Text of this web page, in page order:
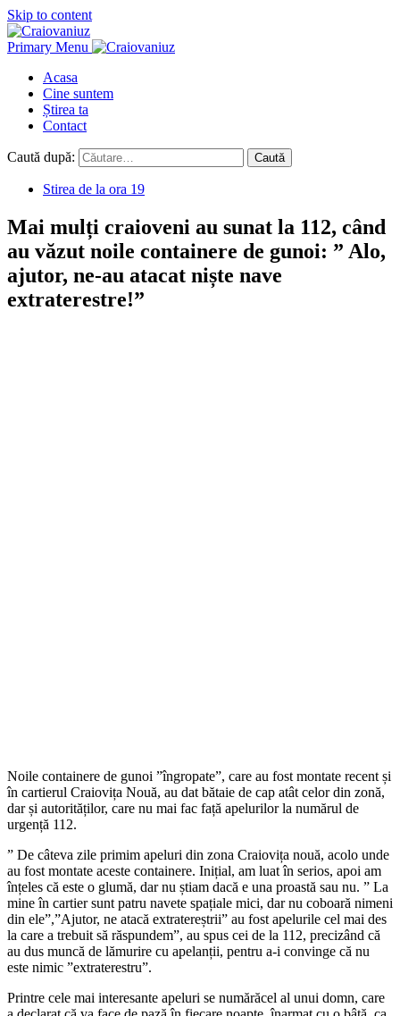
Skip to content
Primary Menu
Acasa
Cine suntem
Știrea ta
Contact
Caută după:
Stirea de la ora 19
Mai mulți craioveni au sunat la 112, când
au văzut noile containere de gunoi: ” Alo,
ajutor, ne-au atacat niște nave
extraterestre!”
Noile containere de gunoi ”îngropate”, care au fost montate recent și
în cartierul Craiovița Nouă, au dat bătaie de cap atât celor din zonă,
dar și autorităților, care nu mai fac față apelurilor la numărul de
urgență 112.
” De câteva zile primim apeluri din zona Craiovița nouă, acolo unde
au fost montate aceste containere. Inițial, am luat în serios, apoi am
înțeles că este o glumă, dar nu știam dacă e una proastă sau nu. ” La
mine în cartier sunt patru navete spațiale mici, dar nu coboară nimeni
din ele”,”Ajutor, ne atacă extratereștrii” au fost apelurile cel mai des
la care a trebuit să răspundem”, au spus cei de la 112, precizând că
au dus muncă de lămurire cu apelanții, pentru a-i convinge că nu
este nimic ”extraterestru”.
Printre cele mai interesante apeluri se numărăcel al unui domn, care